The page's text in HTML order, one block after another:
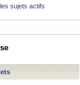
sujets actifs